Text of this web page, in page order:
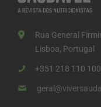
Rua General
Lisboa, Portugal
+351 218 110 100